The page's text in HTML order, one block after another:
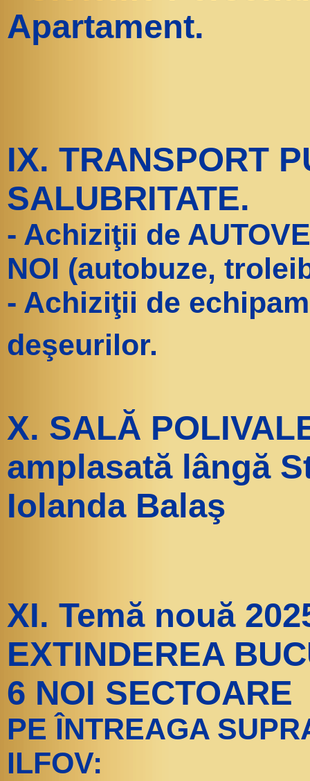
Apartament.
IX. TRANSPORT
SALUBRITATE.
- Achiziţii de
NOI (autobuze,
- Achiziţii de
deşeurilor.
X. SALĂ
amplasată lângă
Iolanda Balaş
XI. Temă nouă
EXTINDEREA
6 NOI SECTOARE
PE ÎNTREAGA
ILFOV: